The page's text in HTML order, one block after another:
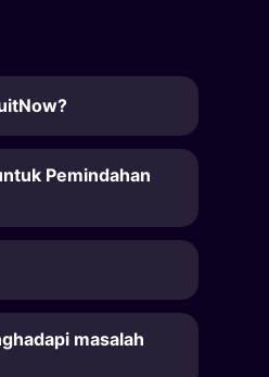
Pemindahan
masalah